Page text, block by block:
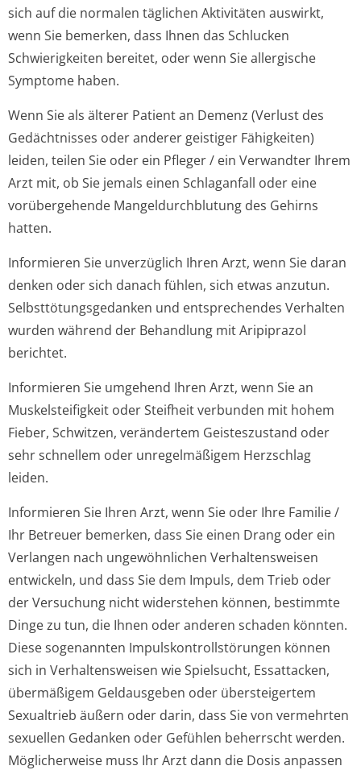
sich auf die normalen täglichen Aktivitäten auswirkt,
wenn Sie bemerken, dass Ihnen das Schlucken
Schwierigkeiten bereitet, oder wenn Sie allergische
Symptome haben.
Wenn Sie als älterer Patient an Demenz (Verlust des
Gedächtnisses oder anderer geistiger Fähigkeiten)
leiden, teilen Sie oder ein Pfleger / ein Verwandter Ihrem
Arzt mit, ob Sie jemals einen Schlaganfall oder eine
vorübergehende Mangeldurchblutung des Gehirns
hatten.
Informieren Sie unverzüglich Ihren Arzt, wenn Sie daran
denken oder sich danach fühlen, sich etwas anzutun.
Selbsttötungsge­danken und entsprechendes Verhalten
wurden während der Behandlung mit Aripiprazol
berichtet.
Informieren Sie umgehend Ihren Arzt, wenn Sie an
Muskelsteifigkeit oder Steifheit verbunden mit hohem
Fieber, Schwitzen, verändertem Geisteszustand oder
sehr schnellem oder unregelmäßigem Herzschlag
leiden.
Informieren Sie Ihren Arzt, wenn Sie oder Ihre Familie /
Ihr Betreuer bemerken, dass Sie einen Drang oder ein
Verlangen nach ungewöhnlichen Verhaltensweisen
entwickeln, und dass Sie dem Impuls, dem Trieb oder
der Versuchung nicht widerstehen können, bestimmte
Dinge zu tun, die Ihnen oder anderen schaden könnten.
Diese sogenannten Impulskontrollstörun­gen können
sich in Verhaltensweisen wie Spielsucht, Essattacken,
übermäßigem Geldausgeben oder übersteigertem
Sexualtrieb äußern oder darin, dass Sie von vermehrten
sexuellen Gedanken oder Gefühlen beherrscht werden.
Möglicherweise muss Ihr Arzt dann die Dosis anpassen